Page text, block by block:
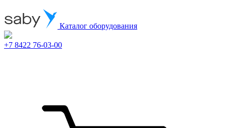
Каталог оборудования
+7 8422 76-03-00